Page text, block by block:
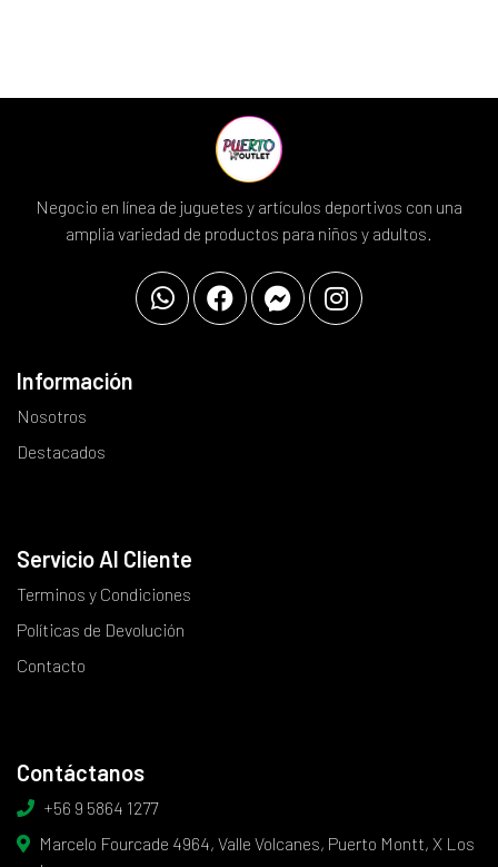
Negocio en línea de juguetes y artículos deportivos con una
amplia variedad de productos para niños y adultos.
Información
Nosotros
Destacados
Servicio Al Cliente
Terminos y Condiciones
Políticas de Devolución
Contacto
Contáctanos
+56 9 5864 1277
Marcelo Fourcade 4964, Valle Volcanes, Puerto Montt, X Los